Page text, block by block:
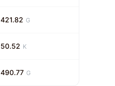
421.82 G
50.52 K
490.77 G